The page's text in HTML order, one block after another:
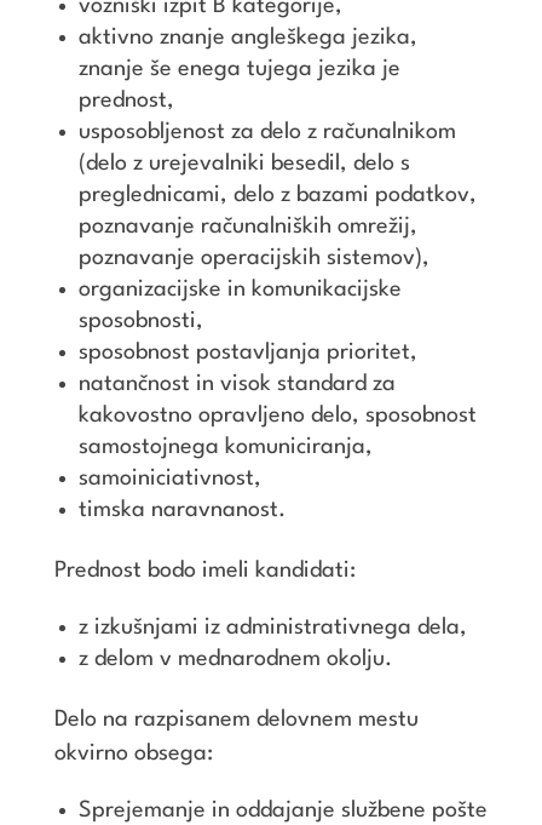
vozniški izpit B kategorije,
aktivno znanje angleškega jezika,
znanje še enega tujega jezika je
prednost,
usposobljenost za delo z računalnikom
(delo z urejevalniki besedil, delo s
preglednicami, delo z bazami podatkov,
poznavanje računalniških omrežij,
poznavanje operacijskih sistemov),
organizacijske in komunikacijske
sposobnosti,
sposobnost postavljanja prioritet,
natančnost in visok standard za
kakovostno opravljeno delo, sposobnost
samostojnega komuniciranja,
samoiniciativnost,
timska naravnanost.
Prednost bodo imeli kandidati:
z izkušnjami iz administrativnega dela,
z delom v mednarodnem okolju.
Delo na razpisanem delovnem mestu
okvirno obsega:
Sprejemanje in oddajanje službene pošte